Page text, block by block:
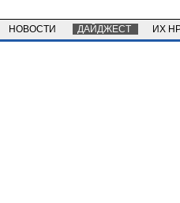
НОВОСТИ ДАЙДЖЕСТ ИХ